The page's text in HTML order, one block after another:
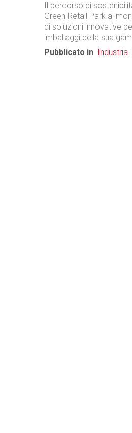
Il percorso di
Green Retail Park al
di soluzioni innovative
imballaggi della sua
Pubblicato in
Industria